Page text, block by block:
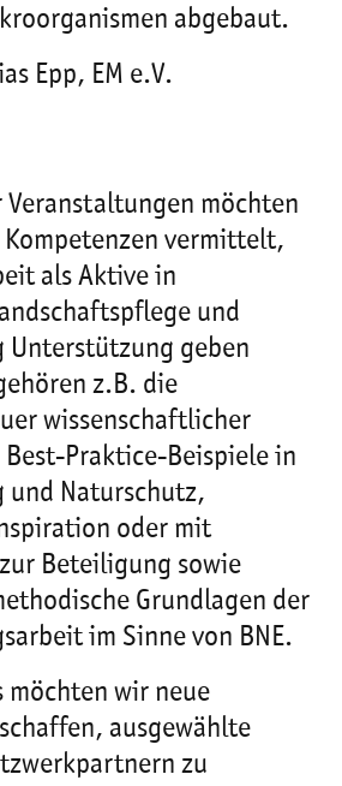
abgebaut.
Epp, EM e.V.
Veranstaltungen möchten
Kompetenzen vermittelt,
als Aktive in
und
Unterstützung geben
z.B. die
wissenschaftlicher
Praktice-Beispiele in
und Naturschutz,
oder mit
Beteiligung sowie
Grundlagen der
im Sinne von BNE.
möchten wir neue
ausgewählte
zu